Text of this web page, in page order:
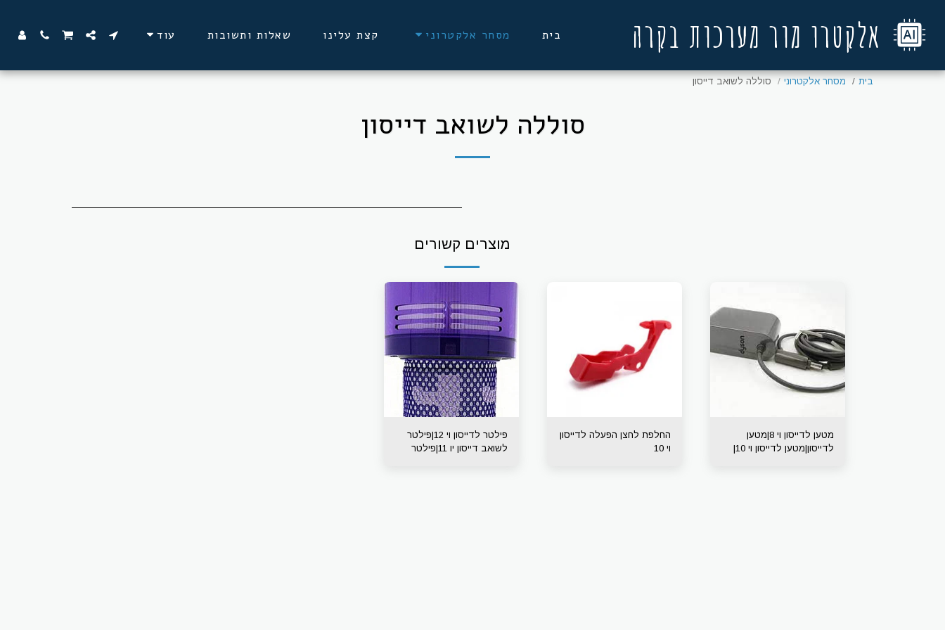
אלקטרו מור מערכות בקרה בית מסחר אלקטרוני קצת עלינו שאלות ותשובות עוד
בית מסחר אלקטרוני סוללה לשואב דייסון
סוללה לשואב דייסון
מוצרים קשורים
מטען לדייסון וי 8|מטען
לדייסון|מטען לדייסון וי 10|
החלפת לחצן הפעלה לדייסון
וי 10
פילטר לדייסון וי 12|פילטר
לשואב דייסון יו 11|פילטר